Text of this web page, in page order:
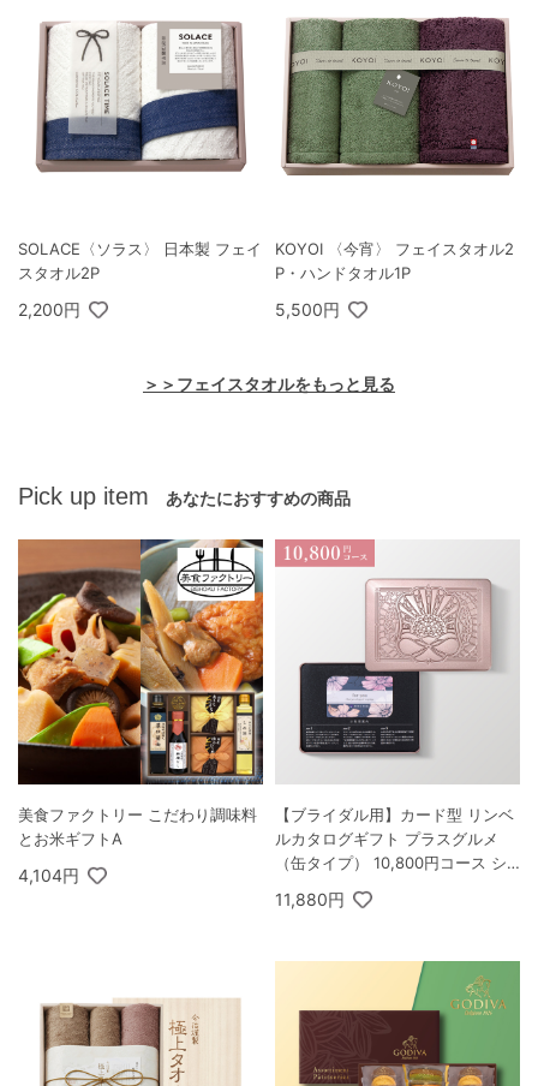
SOLACE〈ソラス〉 日本製 フェイ
スタオル2P
2,200円
KOYOI 〈今宵〉 フェイスタオル2
P・ハンドタオル1P
5,500円
＞＞フェイスタオルをもっと見る
Pick up item あなたにおすすめの商品
美食ファクトリー こだわり調味料
とお米ギフトA
4,104円
【ブライダル用】カード型 リンベ
ルカタログギフト プラスグルメ
（缶タイプ） 10,800円コース シ
11,880円